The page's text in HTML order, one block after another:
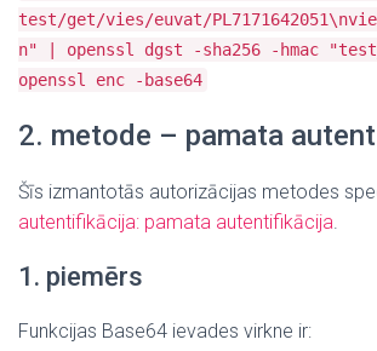
test/get/vies/euvat/
n" | openssl dgst -sha256 -hmac
openssl enc -base64
2. metode – pamata
Šīs izmantotās autorizācijas metodes
autentifikācija: pamata autentifikācija.
1. piemērs
Funkcijas Base64 ievades virkne ir: